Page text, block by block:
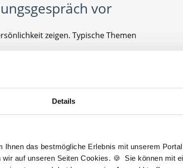
Details
das bestmögliche Erlebnis mit unserem
auf unseren Seiten Cookies. 🍪 Sie können mit
vor
zeigen. Typische Themen
die Einarbeitung aus? Welche
gestaltet?